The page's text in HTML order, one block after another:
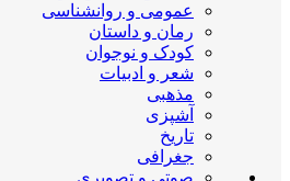
عمومی و روانشناسی
رمان و داستان
کودک و نوجوان
شعر و ادبیات
مذهبی
آشپزی
تاریخ
جغرافی